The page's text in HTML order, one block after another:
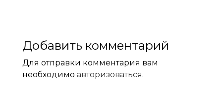
Добавить комментарий
Для отправки комментария вам
необходимо авторизоваться.